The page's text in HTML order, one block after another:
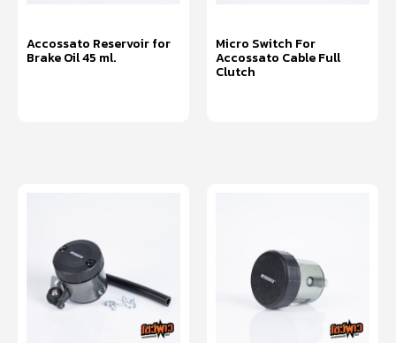
Accossato Reservoir for
Brake Oil 45 ml.
Micro Switch For
Accossato Cable Full
Clutch